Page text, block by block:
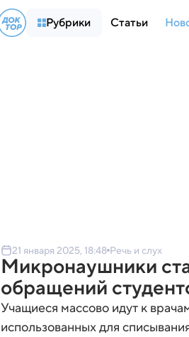
Рубрики Статьи
21 января 2025, 18:48 Речь и слух
Микронаушники
обращений
Учащиеся массово идут к
использованных для